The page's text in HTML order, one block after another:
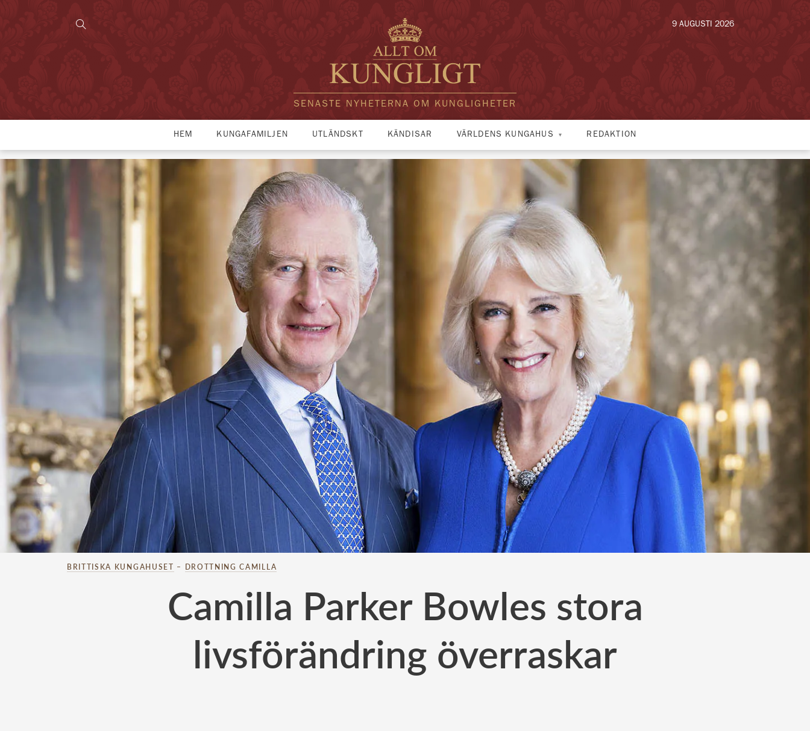
SENASTE NYHETERNA OM KUNGLIGHETER
9 AUGUSTI 2026
HEM KUNGAFAMILJEN UTLÄNDSKT KÄNDISAR VÄRLDENS KUNGAHUS REDAKTION
BRITTISKA KUNGAHUSET – DROTTNING CAMILLA
Camilla Parker Bowles stora
livsförändring överraskar